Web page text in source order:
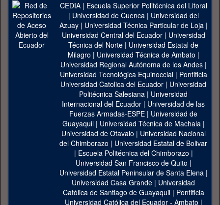
CEDIA| Escuela Superior Politécnica del Litoral
| Universidad de Cuenca| Universidad del
Azuay| Universidad Técnica Particular de Loja|
Universidad Central del Ecuador| Universidad
Técnica del Norte | Universidad Estatal de
Milagro | Universidad Técnica de Ambato |
Universidad Regional Autónoma de los Andes|
Universidad Tecnológica Equinoccial| Pontificia
Universidad Catolica del Ecuador | Universidad
Politécnica Salesiana | Universidad
Internacional del Ecuador | Universidad de las
Fuerzas Armadas-ESPE | Universidad de
Guayaquil| Universidad Técnica de Machala|
Universidad de Otavalo | Universidad Nacional
del Chimborazo | Universidad Estatal de Bolivar
| Escuela Politécnica del Chimborazo |
Universidad San Francisco de Quito |
Universidad Estatal Peninsular de Santa Elena|
Universidad Casa Grande | Universidad
Católica de Santiago de Guayaquil| Pontificia
Universidad Católica del Ecuador - Ambato |